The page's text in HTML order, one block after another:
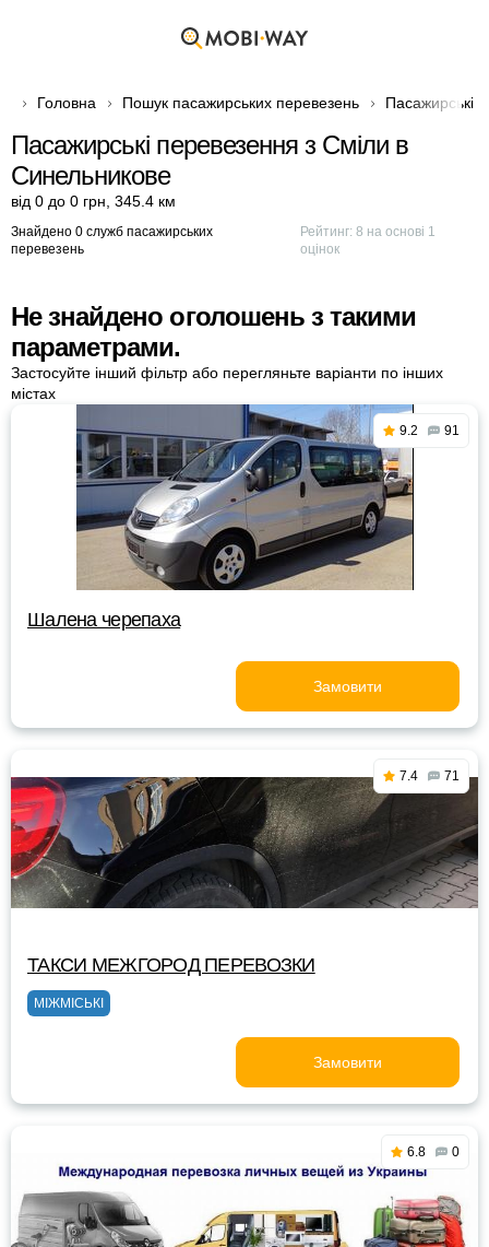
Головна Пошук пасажирських перевезень Пасажирські
Пасажирські перевезення з Сміли в
Синельникове
від 0 до 0 грн 345.4 км
Знайдено 0 служб пасажирських
перевезень
Рейтинг:8 на основі 1
оцінок
Не знайдено оголошень з такими
параметрами.
Застосуйте інший фільтр або перегляньте варіанти по інших
містах
9.2 91
Шалена черепаха
Замовити
7.4 71
ТАКСИ МЕЖГОРОД ПЕРЕВОЗКИ
МІЖМІСЬКІ
Замовити
6.8 0